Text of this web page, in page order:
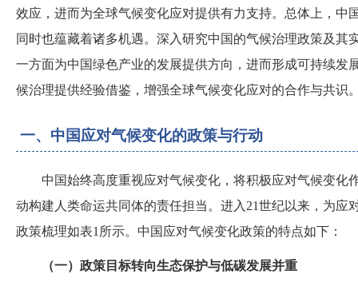
效应，进而为全球气候变化应对提供有力支持。总体上，中
同时也蕴藏着诸多机遇。深入研究中国的气候治理政策及其
一方面为中国绿色产业的发展提供方向，进而形成可持续发
候治理提供经验借鉴，增强全球气候变化应对的合作与共识
一、中国应对气候变化的政策与行动
中国始终高度重视应对气候变化，将积极应对气候变化
动构建人类命运共同体的责任担当。进入 21世纪以来，为应
政策梳理如表1所示。中国应对气候变化政策的特点如下：
（一）政策目标转向生态保护与低碳发展并重